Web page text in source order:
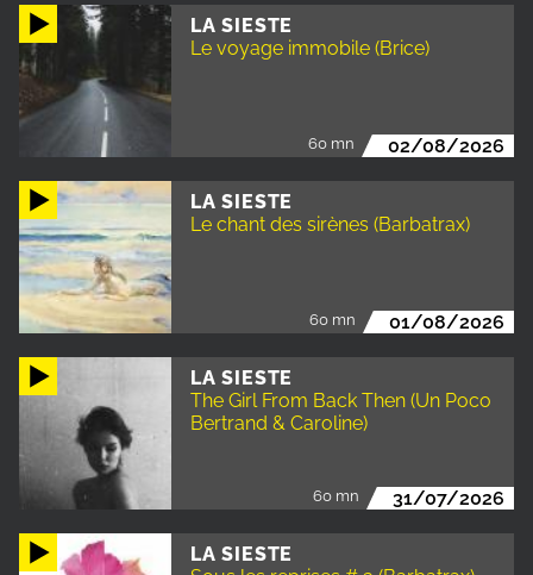
LA SIESTE
Le voyage immobile (Brice)
60 mn 02/08/2026
LA SIESTE
Le chant des sirènes (Barbatrax)
60 mn 01/08/2026
LA SIESTE
The Girl From Back Then (Un Poco
Bertrand & Caroline)
60 mn 31/07/2026
LA SIESTE